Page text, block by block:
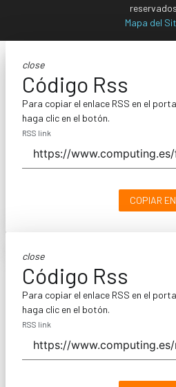
Mapa del
close
Código Rss
Para copiar el enlace RSS en el
haga clic en el botón.
RSS link
COPIAR
close
Código Rss
Para copiar el enlace RSS en el
haga clic en el botón.
RSS link